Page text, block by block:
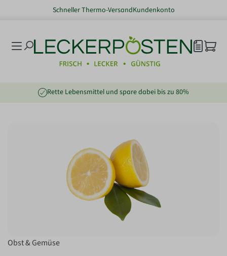
springenSchneller Thermo-VersandKundenkonto
Rette Lebensmittel und spare dabei bis zu 80%
Obst & Gemüse